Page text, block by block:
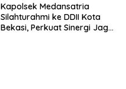
Kapolsek Medansatria
Silahturahmi ke DDII Kota
Bekasi, Perkuat Sinergi Jaga